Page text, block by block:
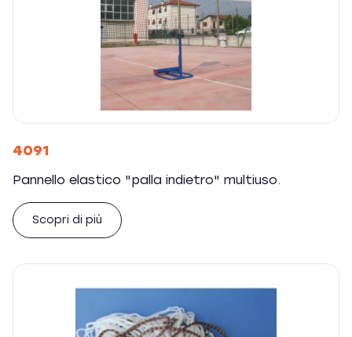
4091
Pannello elastico "palla indietro" multiuso.
Scopri di più